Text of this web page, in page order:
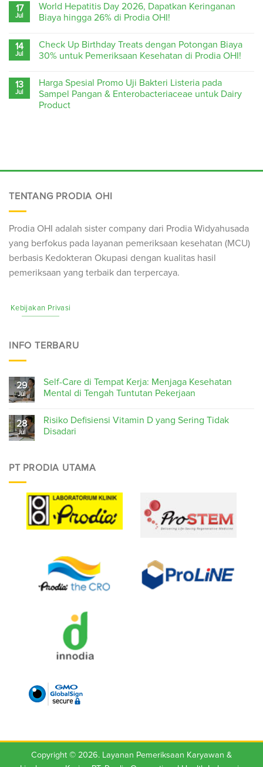
17
Jul
World Hepatitis Day 2026, Dapatkan Keringanan
Biaya hingga 26% di Prodia OHI!
14
Jul
Check Up Birthday Treats dengan Potongan Biaya
30% untuk Pemeriksaan Kesehatan di Prodia OHI!
13
Jul
Harga Spesial Promo Uji Bakteri Listeria pada
Sampel Pangan & Enterobacteriaceae untuk Dairy
Product
TENTANG PRODIA OHI
Prodia OHI adalah sister company dari Prodia Widyahusada
yang berfokus pada layanan pemeriksaan kesehatan (MCU)
berbasis Kedokteran Okupasi dengan kualitas hasil
pemeriksaan yang terbaik dan terpercaya.
Kebijakan Privasi
INFO TERBARU
29
Jul
Self-Care di Tempat Kerja: Menjaga Kesehatan
Mental di Tengah Tuntutan Pekerjaan
28
Jul
Risiko Defisiensi Vitamin D yang Sering Tidak
Disadari
PT PRODIA UTAMA
Copyright © 2026. Layanan Pemeriksaan Karyawan &